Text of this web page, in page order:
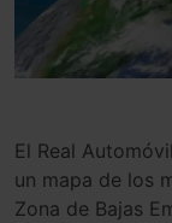
El Real
un mapa de los
Zona de Bajas